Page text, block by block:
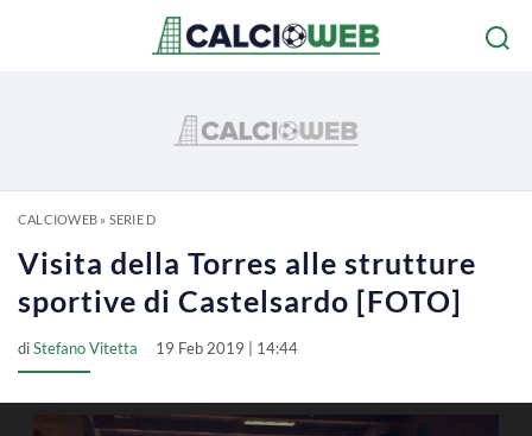
CALCIOWEB» SERIE D
Visita della Torres alle strutture
sportive di Castelsardo [FOTO]
diStefano Vitetta 19 Feb 2019 | 14:44